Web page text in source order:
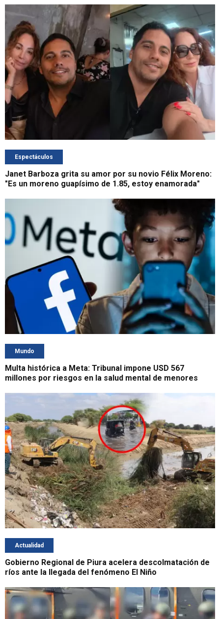
Espectáculos
Janet Barboza grita su amor por su novio Félix Moreno:
"Es un moreno guapísimo de 1.85, estoy enamorada"
Mundo
Multa histórica a Meta: Tribunal impone USD 567
millones por riesgos en la salud mental de menores
Actualidad
Gobierno Regional de Piura acelera descolmatación de
ríos ante la llegada del fenómeno El Niño